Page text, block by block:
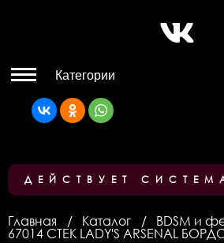
Категории
ДЕЙСТВУЕТ
Главная Каталог
BDSM и
67014 СТЕК LADY'S ARSENAL